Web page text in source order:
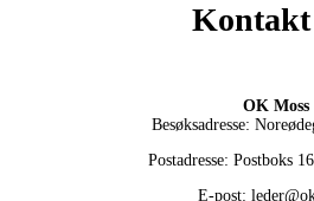
Kontakt
OK Moss
Besøksadresse:
Postadresse: Postboks
E-post: